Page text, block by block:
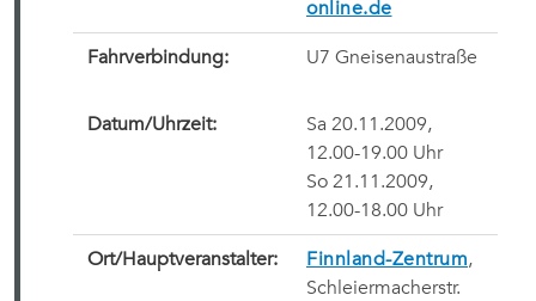
online.de
Fahrverbindung: U7 Gneisenaustraße
Datum/Uhrzeit:
Sa 20.11.2009,
12.00-19.00 Uhr
So 21.11.2009,
12.00-18.00 Uhr
Ort/Hauptveranstalter: Finnland-Zentrum,
Schleiermacherstr.